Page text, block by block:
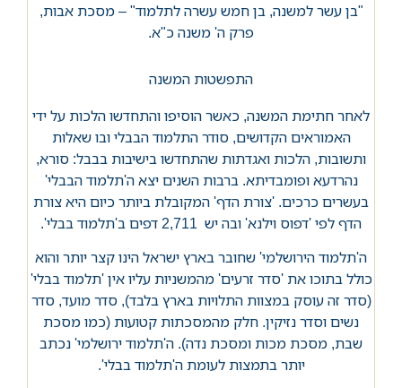
"בן עשר למשנה, בן חמש עשרה לתלמוד" – מסכת אבות,
פרק ה' משנה כ"א.
התפשטות המשנה
לאחר חתימת המשנה, כאשר הוסיפו והתחדשו הלכות על ידי
האמוראים הקדושים, סודר התלמוד הבבלי ובו שאלות
ותשובות, הלכות ואגדתות שהתחדשו בישיבות בבבל: סורא,
נהרדעא ופומבדיתא. ברבות השנים יצא ה'תלמוד הבבלי'
בעשרים כרכים. 'צורת הדף' המקובלת ביותר כיום היא צורת
הדף לפי 'דפוס וילנא' ובה יש 2,711 דפים ב'תלמוד בבלי'.
ה'תלמוד הירושלמי' שחובר בארץ ישראל הינו קצר יותר והוא
כולל בתוכו את 'סדר זרעים' מהמשניות עליו אין 'תלמוד בבלי'
(סדר זה עוסק במצוות התלויות בארץ בלבד), סדר מועד, סדר
נשים וסדר נזיקין. חלק מהמסכתות קטועות (כמו מסכת
שבת, מסכת מכות ומסכת נדה). ה'תלמוד ירושלמי' נכתב
יותר בתמצות לעומת ה'תלמוד בבלי'.